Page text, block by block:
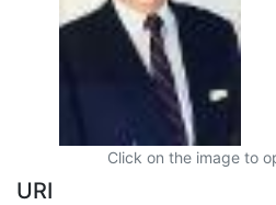
Click on the image to
URI